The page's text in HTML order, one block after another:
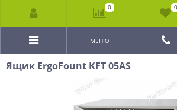
МЕНЮ
Ящик ErgoFount KFT 05AS
0 0